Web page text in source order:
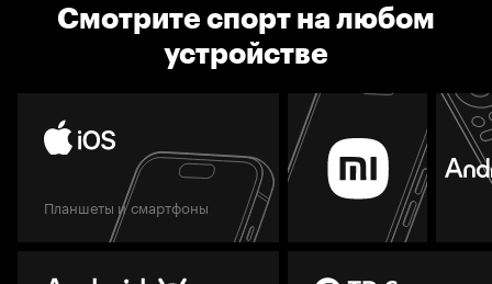
Смотрите спорт на любом
устройстве
Планшеты и смартфоны